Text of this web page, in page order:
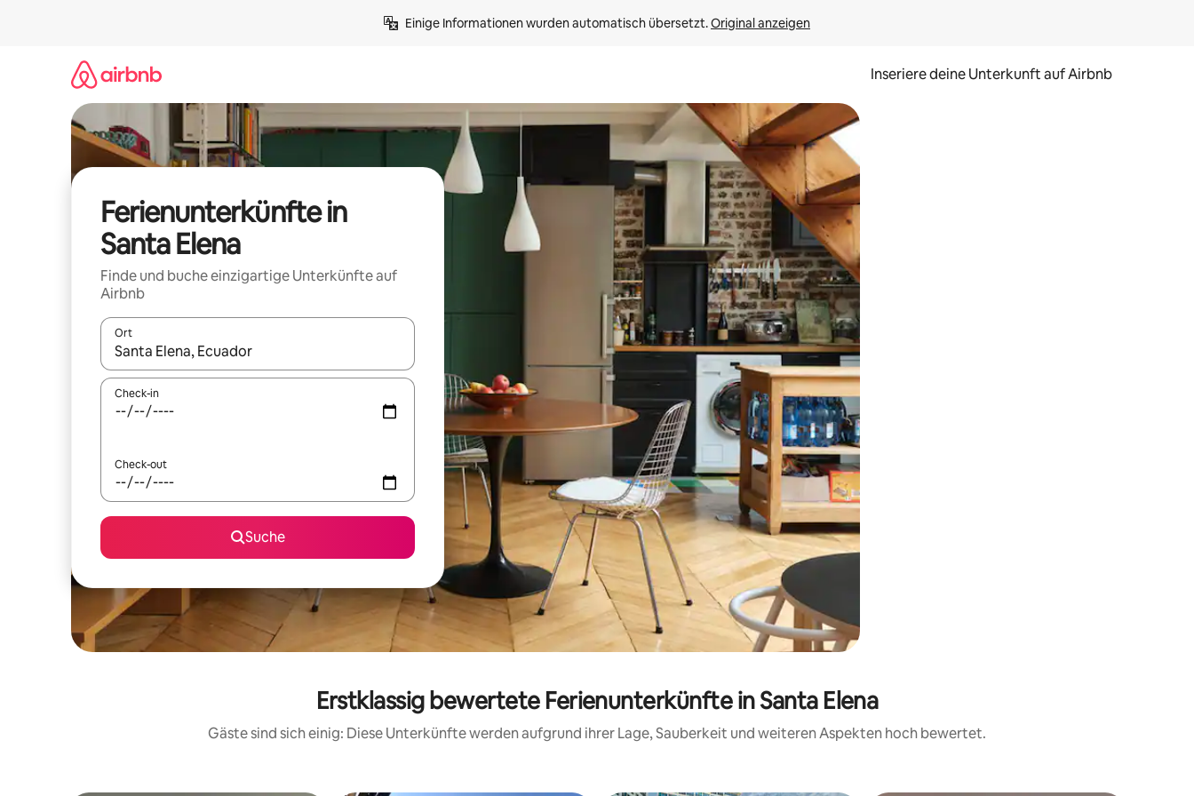
Einige Informationen wurden automatisch übersetzt. Original anzeigen
Inseriere deine Unterkunft auf Airbnb
Ferienunterkünfte in
Santa Elena
Finde und buche einzigartige Unterkünfte auf
Airbnb
Ort
Wenn Ergebnisse verfügbar sind, navigiere mit den Pfeiltasten nach oben und unten oder erkunde die Ergebnisse durch Berühren oder Wischgesten.
Check-in
Check-out
Suche
Erstklassig bewertete Ferienunterkünfte in Santa Elena
Gäste sind sich einig: Diese Unterkünfte werden aufgrund ihrer Lage, Sauberkeit und weiteren Aspekten hoch bewertet.